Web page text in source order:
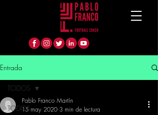
Entrada
TODOS
TODOS
Pablo Franco Martín
15 may 2020 3 min de lectura